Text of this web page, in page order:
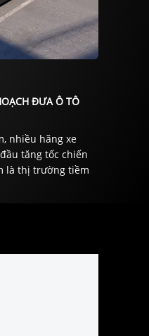
ĐƯA Ô TÔ
nhiều hãng xe
tăng tốc chiến
là thị trường tiềm